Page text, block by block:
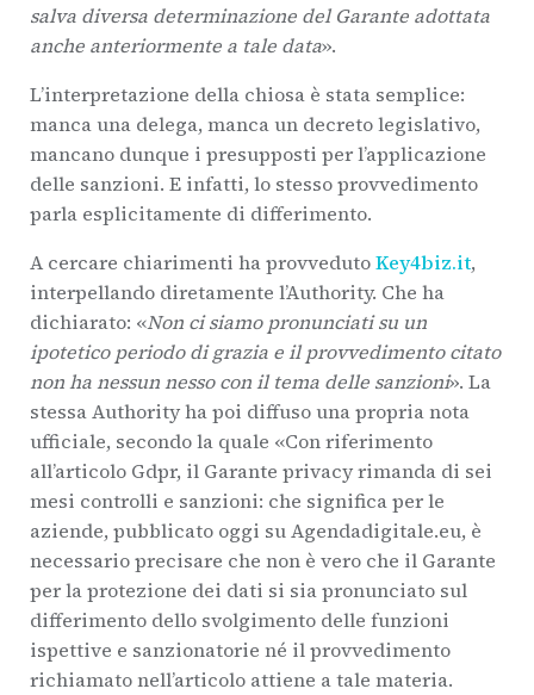
salva diversa determinazione del Garante adottata
anche anteriormente a tale data».
L’interpretazione della chiosa è stata semplice:
manca una delega, manca un decreto legislativo,
mancano dunque i presupposti per l’applicazione
delle sanzioni. E infatti, lo stesso provvedimento
parla esplicitamente di differimento.
A cercare chiarimenti ha provvedutoKey4biz.it,
interpellando diretamente l’Authority. Che ha
dichiarato: «Non ci siamo pronunciati su un
ipotetico periodo di grazia e il provvedimento citato
non ha nessun nesso con il tema delle sanzioni». La
stessa Authority ha poi diffuso una propria nota
ufficiale, secondo la quale «Con riferimento
all’articolo Gdpr, il Garante privacy rimanda di sei
mesi controlli e sanzioni: che significa per le
aziende, pubblicato oggi su Agendadigitale.eu, è
necessario precisare che non è vero che il Garante
per la protezione dei dati si sia pronunciato sul
differimento dello svolgimento delle funzioni
ispettive e sanzionatorie né il provvedimento
richiamato nell’articolo attiene a tale materia.